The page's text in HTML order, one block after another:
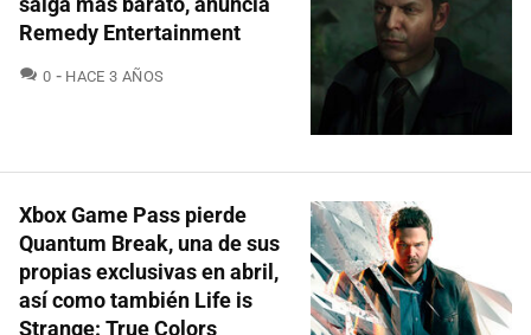
Remedy Entertainment
0 COMENTARIOS
HACE 3 AÑOS
Xbox Game Pass pierde
Quantum Break, una de sus
propias exclusivas en abril,
así como también Life is
Strange: True Colors